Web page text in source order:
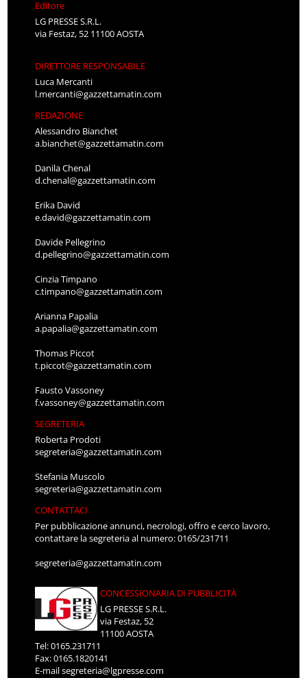
Editore
LG PRESSE S.R.L.
via Festaz, 52 11100 AOSTA
DIRETTORE RESPONSABILE
Luca Mercanti
l.mercanti@gazzettamatin.com
REDAZIONE
Alessandro Bianchet
a.bianchet@gazzettamatin.com
Danila Chenal
d.chenal@gazzettamatin.com
Erika David
e.david@gazzettamatin.com
Davide Pellegrino
d.pellegrino@gazzettamatin.com
Cinzia Timpano
c.timpano@gazzettamatin.com
Arianna Papalia
a.papalia@gazzettamatin.com
Thomas Piccot
t.piccot@gazzettamatin.com
Fausto Vassoney
f.vassoney@gazzettamatin.com
SEGRETERIA
Roberta Prodoti
segreteria@gazzettamatin.com
Stefania Muscolo
segreteria@gazzettamatin.com
CONTATTACI
Per pubblicazione annunci, necrologi, offro e cerco lavoro,
contattare la segreteria al numero: 0165/231711
segreteria@gazzettamatin.com
CONCESSIONARIA DI PUBBLICITÀ
LG PRESSE S.R.L.
via Festaz, 52
11100 AOSTA
Tel: 0165.231711
Fax: 0165.1820141
E-mailsegreteria@lgpresse.com